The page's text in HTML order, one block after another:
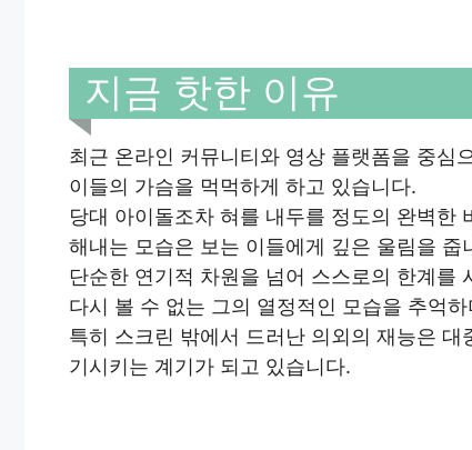
지금 핫한 이유
최근 온라인 커뮤니티와 영상 플랫폼을 중심
이들의 가슴을 먹먹하게 하고 있습니다.
당대 아이돌조차 혀를 내두를 정도의 완벽한
해내는 모습은 보는 이들에게 깊은 울림을 줍
단순한 연기적 차원을 넘어 스스로의 한계를
다시 볼 수 없는 그의 열정적인 모습을 추억
특히 스크린 밖에서 드러난 의외의 재능은
기시키는 계기가 되고 있습니다.